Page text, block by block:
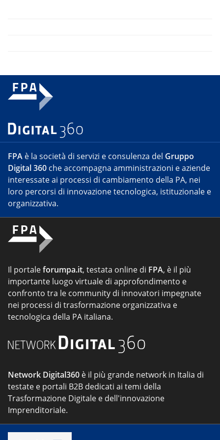
FPA è la società di servizi e consulenza del Gruppo
Digital 360 che accompagna amministrazioni e aziende
interessate ai processi di cambiamento della PA, nei
loro percorsi di innovazione tecnologica, istituzionale e
organizzativa.
Il portaleforumpa.it, testata online di FPA, è il più
importante luogo virtuale di approfondimento e
confronto tra le community di innovatori impegnate
nei processi di trasformazione organizzativa e
tecnologica della PA italiana.
Network Digital360 è il più grande network in Italia di
testate e portali B2B dedicati ai temi della
Trasformazione Digitale e dell'innovazione
Imprenditoriale.